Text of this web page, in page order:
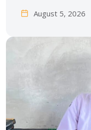
August 5, 2026